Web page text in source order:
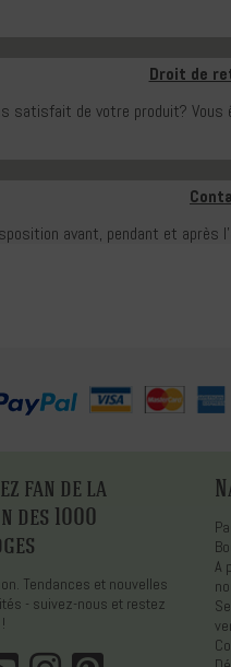
Droit de
satisfait de votre produit? Vous
avant, pendant et après
fan de la
des 1000
Tendances et nouvelles
- suivez-nous et restez
A